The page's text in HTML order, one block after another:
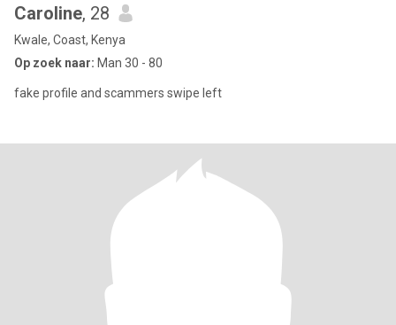
Caroline, 28
Kwale, Coast, Kenya
Op zoek naar: Man 30 - 80
fake profile and scammers swipe left